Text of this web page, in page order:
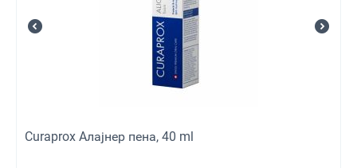
Curaprox Aлајнер пена, 40 ml